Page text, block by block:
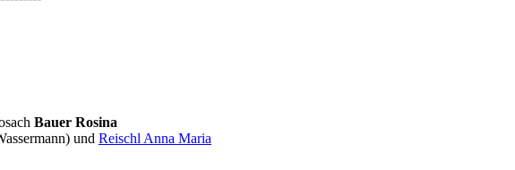
Bauer Rosina
und Reischl Anna Maria